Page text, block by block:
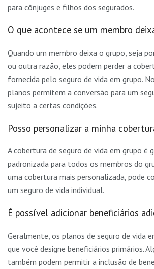
para cônjuges e filhos dos segurados.
O que acontece se um membro
Quando um membro deixa o grupo, seja
ou outra razão, eles podem perder a
fornecida pelo seguro de vida em grupo.
planos permitem a conversão para um
sujeito a certas condições.
Posso personalizar a minha
A cobertura de seguro de vida em grupo é
padronizada para todos os membros do
uma cobertura mais personalizada, pode
um seguro de vida individual.
É possível adicionar beneficiários
Geralmente, os planos de seguro de vida
que você designe beneficiários primários.
também podem permitir a inclusão de